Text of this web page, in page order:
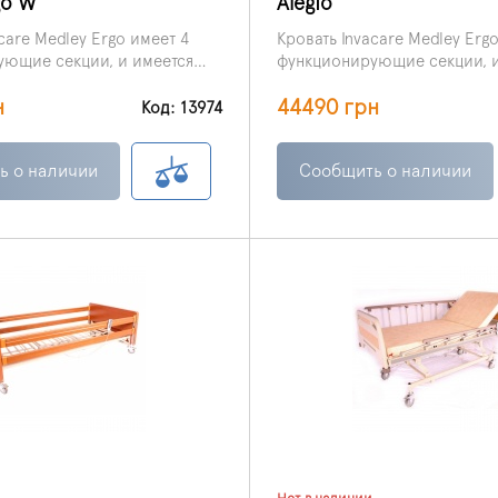
Medley Ergo имеет 4
секции, и имеется
и ножного отдела.Код: 13974
о наличии
Кровать Invacare Medley
функционирующие секции,
головной секции и ножного
44490 грн
Сообщить о наличии